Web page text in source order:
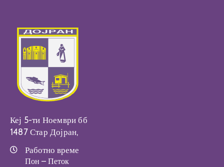
Кеј 5-ти Ноември бб
1487 Стар Дојран,
Работно време
Пон – Петок